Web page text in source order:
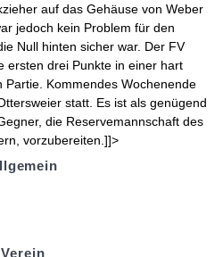
auf das Gehäuse von Weber
jedoch kein Problem für den
Null hinten sicher war. Der FV
ersten drei Punkte in einer hart
Kommendes Wochenende
statt. Es ist als genügend
die Reservemannschaft des
vorzubereiten.]]>
Verein